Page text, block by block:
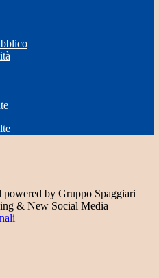
by Gruppo Spaggiari
& New Social Media